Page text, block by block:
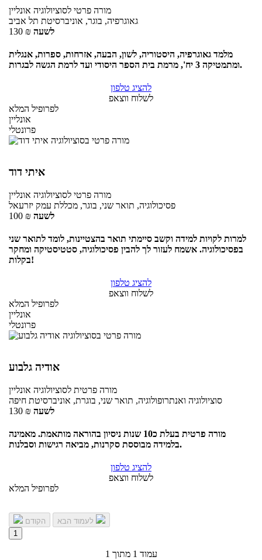
מורה פרטי לסוציולוגיה אונליין
גאוגרפיה, בוגר, אוניברסיטת תל אביב
130 ₪ לשעה
מלמד גאוגרפיה, היסטוריה, לשון, הבעה, אזרחות, ספרות, אנגלית
ומתמטיקה 3 יח', מרמת בית הספר היסודי ועד לרמת הגשה לבגרות.
להציג טלפון
לשלוח ווצאפ
לפרופיל המלא
אונליין
פרונטלי
איתי דוד
מורה פרטי לסוציולוגיה אונליין
פסיכולוגיה, תואר שני, בוגר, מכללת עמק יזרעאל
100 ₪ לשעה
למרות לקויות למידה וקשב סיימתי תואר בהצטיינות, לומד לתואר שני
בפסיכולוגיה. אשמח לעזור לך להבין פסיכולוגיה, סטטיסטיקה ומחקר
בקלות!
להציג טלפון
לשלוח ווצאפ
לפרופיל המלא
אונליין
פרונטלי
אודיה גלבוע
מורה פרטית לסוציולוגיה אונליין
סוציולוגיה ואנתרופולוגיה, תואר שני, בוגרת, אוניברסיטת חיפה
130 ₪ לשעה
מורה פרטית בעלת כ10 שנות ניסיון בהוראה מותאמת. מאמינה
בלמידה מבוססת סקרנות, מביאה רגישות וסבלנות.
להציג טלפון
לשלוח ווצאפ
לפרופיל המלא
הקודם
1
עמוד 1 מתוך 1